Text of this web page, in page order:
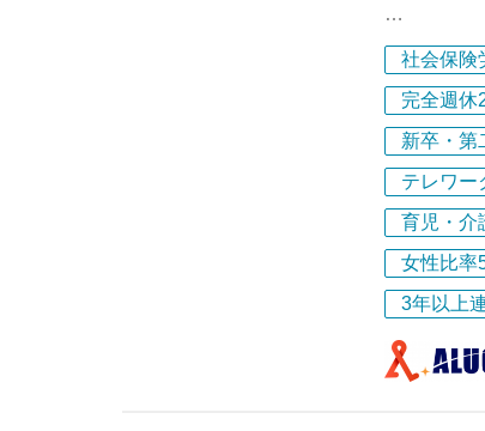
です。社
書類を読み
はプロダ
今回の募集
だくと同時
して発揮
自社の労務
知見が自社
労務の枠
柏市で社会
フを増員し
して地域
貴方も私
私の事務
ても元気な
楽しみも！
らしい！
に楽しく
あります。
社会保険
完全週休
新卒・第
テレワー
育児・介
女性比率
3年以上